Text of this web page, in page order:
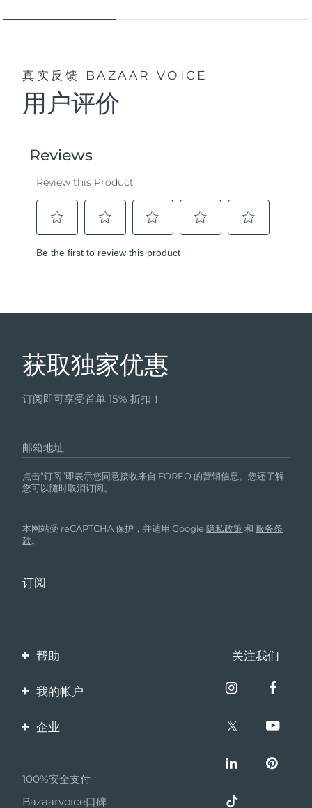
真实反馈 BAZAAR VOICE
用户评价
获取独家优惠
订阅即可享受首单 15% 折扣！
邮箱地址
点击“订阅”即表示您同意接收来自 FOREO 的营销信息。您还了解
您可以随时取消订阅。
本网站受 reCAPTCHA 保护，并适用 Google隐私政策 和 服务条
款。
帮助
联系我们
保修与退换货
关注我们
我的帐户
产品注册
企业
伙伴计划
100%安全支付
Bazaarvoice口碑